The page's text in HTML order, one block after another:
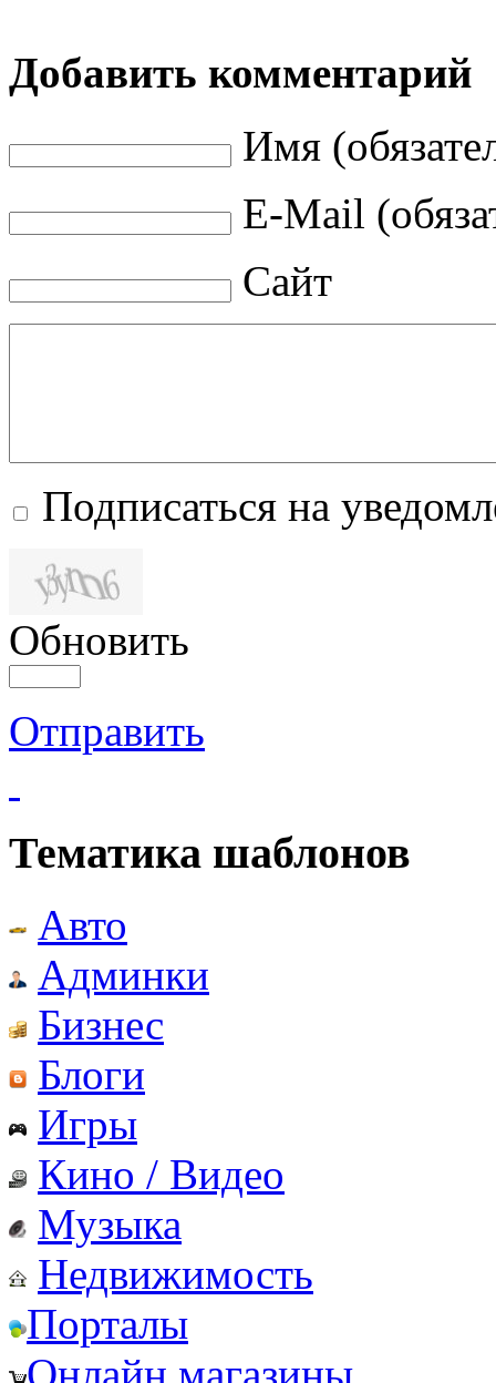
Добавить комментарий
Имя
E-Mail
Сайт
Подписаться на
Обновить
Отправить
Тематика шаблонов
Авто
Админки
Бизнес
Блоги
Игры
Кино / Видео
Музыка
Недвижимость
Порталы
Онлайн магазины